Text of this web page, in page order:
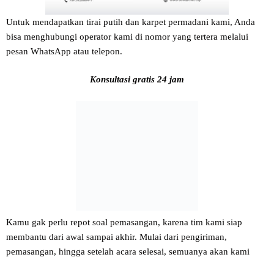
Untuk mendapatkan tirai putih dan karpet permadani kami, Anda
bisa menghubungi operator kami di nomor yang tertera melalui
pesan WhatsApp atau telepon.
Konsultasi gratis 24 jam
Kamu gak perlu repot soal pemasangan, karena tim kami siap
membantu dari awal sampai akhir. Mulai dari pengiriman,
pemasangan, hingga setelah acara selesai, semuanya akan kami